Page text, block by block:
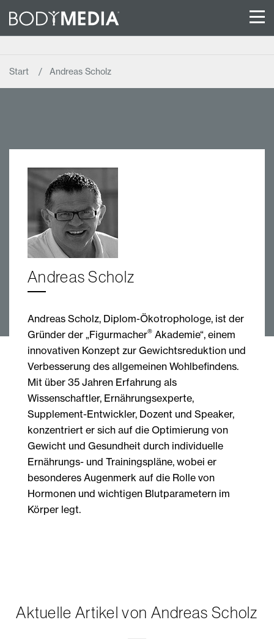
Start Andreas Scholz
Andreas Scholz
Andreas Scholz, Diplom-Ökotrophologe, ist der
Gründer der „Figurmacher® Akademie“, einem
innovativen Konzept zur Gewichtsreduktion und
Verbesserung des allgemeinen Wohlbefindens.
Mit über 35 Jahren Erfahrung als
Wissenschaftler, Ernährungsexperte,
Supplement-Entwickler, Dozent und Speaker,
konzentriert er sich auf die Optimierung von
Gewicht und Gesundheit durch individuelle
Ernährungs- und Trainingspläne, wobei er
besonderes Augenmerk auf die Rolle von
Hormonen und wichtigen Blutparametern im
Körper legt.
Aktuelle Artikel von Andreas Scholz